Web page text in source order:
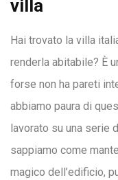
villa
Hai trovato la villa
renderla abitabile? È
forse non ha pareti
abbiamo paura di
lavorato su una serie
sappiamo come
magico dell’edificio,